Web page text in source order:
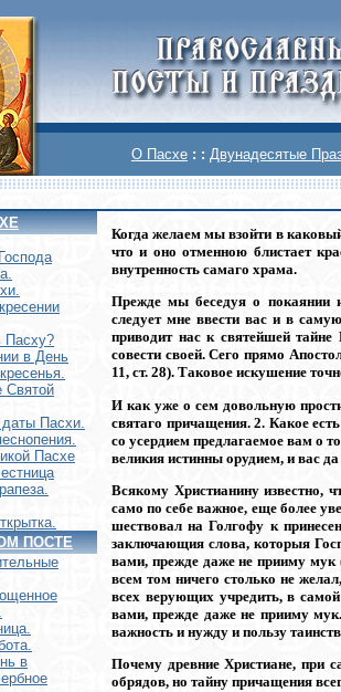
О Пасхе : : Двунадесятые
Пасху?
в День
Святой
Пасхи.
Пасхе
ПОСТЕ
в
Когда желаем мы взойти в
что и оно отменною блистает
внутренность самаго храма.
Прежде мы беседуя о покаянии и
следует мне ввести вас и в
приводит нас к святейшей
совести своей. Сего прямо
11, ст. 28). Таковое искушение
И как уже о сем довольную
святаго причащения. 2. Какое
со усердием предлагаемое вам о
великия истинны орудием, и вас
Всякому Христианину известно,
само по себе важное, еще более
шествовал на Голгофу к
заключающия слова, которыя
вами, прежде даже не прииму мук
всем том ничего столько не
всех верующих учредить, в
вами, прежде даже не прииму
важность и нужду и пользу
Почему древние Христиане, при
обрядов, но тайну причащения